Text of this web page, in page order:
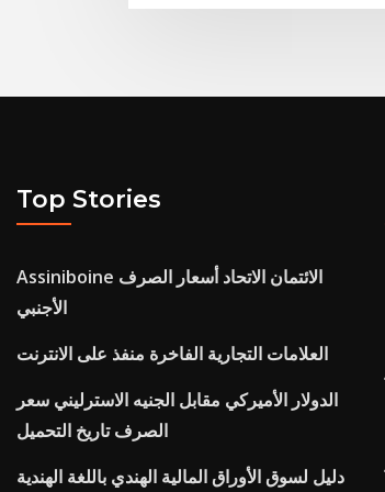
Top Stories
Assiniboine الائتمان الاتحاد أسعار الصرف
الأجنبي
العلامات التجارية الفاخرة منفذ على الانترنت
الدولار الأميركي مقابل الجنيه الاسترليني سعر
الصرف تاريخ التحميل
دليل لسوق الأوراق المالية الهندي باللغة الهندية